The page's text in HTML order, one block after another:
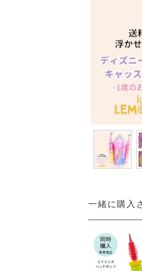
一緒に購入